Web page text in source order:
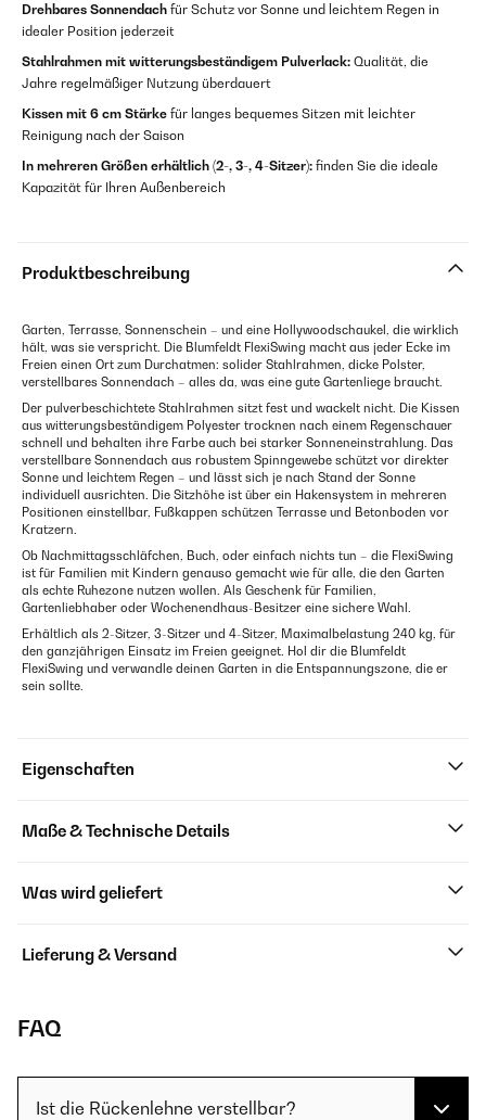
Drehbares Sonnendach für Schutz vor Sonne und leichtem Regen in
idealer Position jederzeit
Stahlrahmen mit witterungsbeständigem Pulverlack: Qualität, die
Jahre regelmäßiger Nutzung überdauert
Kissen mit 6 cm Stärke für langes bequemes Sitzen mit leichter
Reinigung nach der Saison
In mehreren Größen erhältlich (2-, 3-, 4-Sitzer): finden Sie die ideale
Kapazität für Ihren Außenbereich
Produktbeschreibung
Garten, Terrasse, Sonnenschein – und eine Hollywoodschaukel, die wirklich
hält, was sie verspricht. Die Blumfeldt FlexiSwing macht aus jeder Ecke im
Freien einen Ort zum Durchatmen: solider Stahlrahmen, dicke Polster,
verstellbares Sonnendach – alles da, was eine gute Gartenliege braucht.
Der pulverbeschichtete Stahlrahmen sitzt fest und wackelt nicht. Die Kissen
aus witterungsbeständigem Polyester trocknen nach einem Regenschauer
schnell und behalten ihre Farbe auch bei starker Sonneneinstrahlung. Das
verstellbare Sonnendach aus robustem Spinngewebe schützt vor direkter
Sonne und leichtem Regen – und lässt sich je nach Stand der Sonne
individuell ausrichten. Die Sitzhöhe ist über ein Hakensystem in mehreren
Positionen einstellbar, Fußkappen schützen Terrasse und Betonboden vor
Kratzern.
Ob Nachmittagsschläfchen, Buch, oder einfach nichts tun – die FlexiSwing
ist für Familien mit Kindern genauso gemacht wie für alle, die den Garten
als echte Ruhezone nutzen wollen. Als Geschenk für Familien,
Gartenliebhaber oder Wochenendhaus-Besitzer eine sichere Wahl.
Erhältlich als 2-Sitzer, 3-Sitzer und 4-Sitzer, Maximalbelastung 240 kg, für
den ganzjährigen Einsatz im Freien geeignet. Hol dir die Blumfeldt
FlexiSwing und verwandle deinen Garten in die Entspannungszone, die er
sein sollte.
Eigenschaften
Maße & Technische Details
Was wird geliefert
Lieferung & Versand
FAQ
Ist die Rückenlehne verstellbar?